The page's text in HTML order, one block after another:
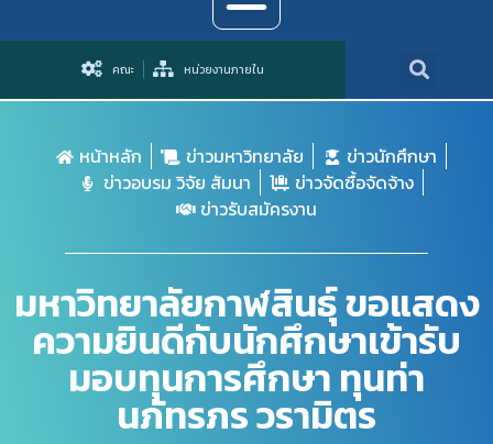
คณะ หน่วยงานภายใน
หน้าหลัก ข่าวมหาวิทยาลัย
ข่าวนักศึกษา
ข่าวอบรม วิจัย สัมนา
ข่าวจัดซื้อจัดจ้าง
ข่าวรับสมัครงาน
มหาวิทยาลัยกาฬสินธุ์ ขอแสดง
ความยินดีกับนักศึกษาเข้ารับ
มอบทุนการศึกษา ทุนท่า
นภัทรภร วรามิตร